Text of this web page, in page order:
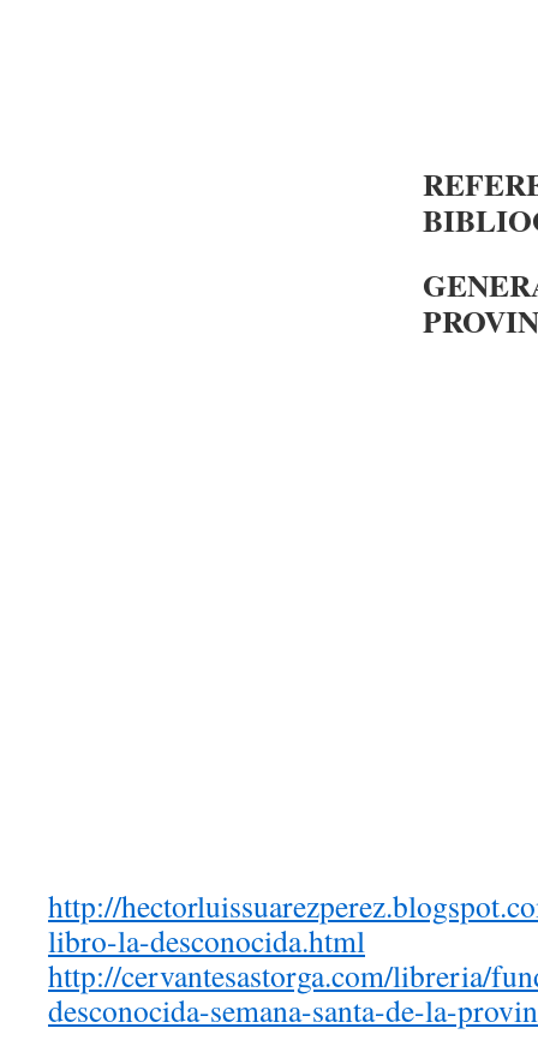
http://
libro-la-desconocida.html
http://cervantesastorga.com/libreria/
desconocida-semana-santa-de-la-